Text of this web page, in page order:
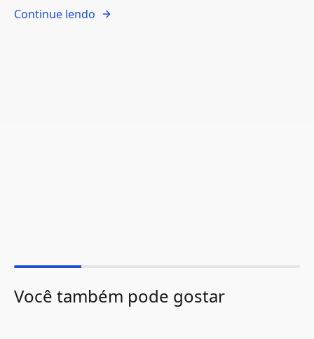
Continue lendo
Você também pode gostar